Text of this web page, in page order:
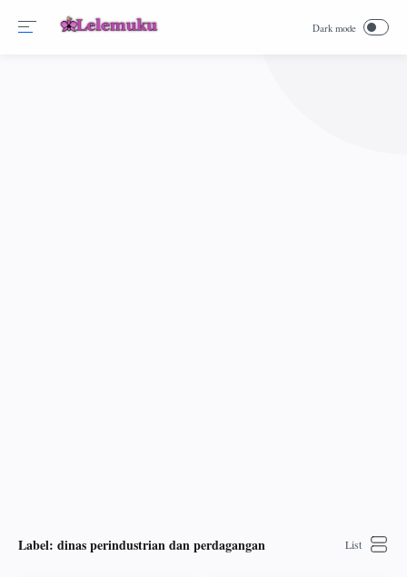
Label: dinas perindustrian dan perdagangan